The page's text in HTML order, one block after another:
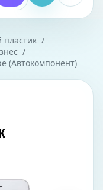
(Автокомпонент)